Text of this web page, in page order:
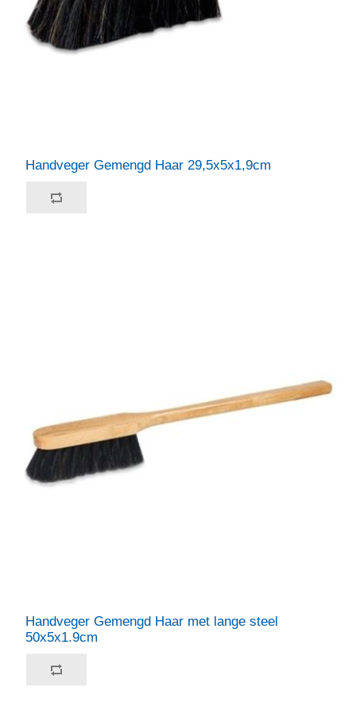
Handveger Gemengd Haar 29,5x5x1,9cm
Handveger Gemengd Haar met lange steel
50x5x1.9cm